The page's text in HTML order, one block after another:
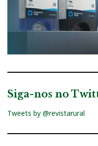
Siga-nos no
Tweets by @revistarural